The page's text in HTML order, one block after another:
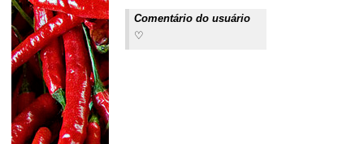
Comentário do usuário
♡